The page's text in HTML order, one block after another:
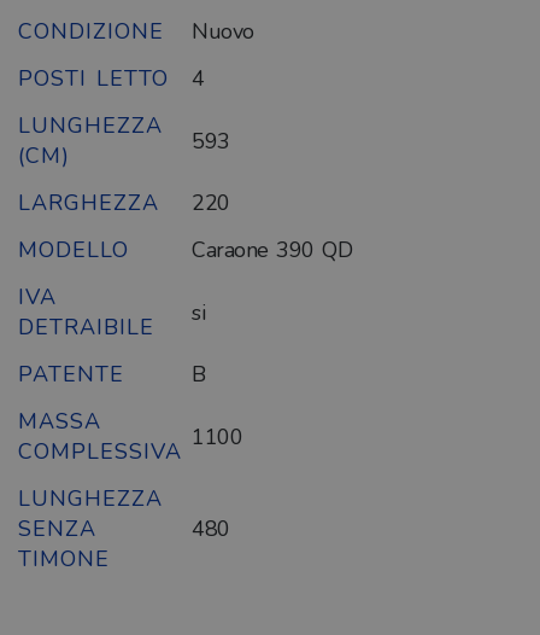
CONDIZIONE
Nuovo
POSTI LETTO
4
LUNGHEZZA
(CM)
593
LARGHEZZA
220
MODELLO
Caraone 390 QD
IVA
DETRAIBILE
si
PATENTE
B
MASSA
COMPLESSIVA 1100
LUNGHEZZA
SENZA
TIMONE
480